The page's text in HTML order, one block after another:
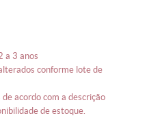
a 3 anos
de estoque.